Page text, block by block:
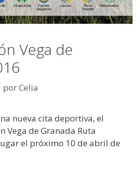
Vega de
porCelia
nueva cita deportiva, el
Vega de Granada Ruta
el próximo 10 de abril de